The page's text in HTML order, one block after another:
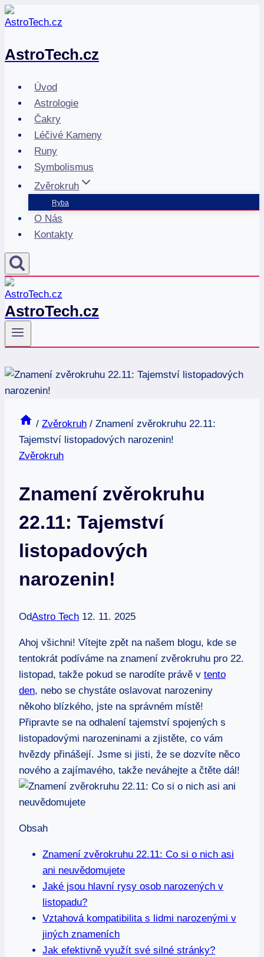
Přeskočit
na
AstroTech.cz
Úvod
Astrologie
Čakry
Léčivé Kameny
Runy
Symbolismus
Zvěrokruh
Ryba
O Nás
Kontakty
AstroTech.cz
/ Zvěrokruh / Znamení zvěrokruhu 22.11:
Tajemství listopadových narozenin!
Zvěrokruh
Znamení zvěrokruhu
22.11: Tajemství
listopadových
narozenin!
OdAstro Tech 12. 11. 2025
Ahoj všichni! Vítejte zpět⁢ na ​našem blogu, kde se
tentokrát podíváme na ​znamení zvěrokruhu pro 22.
listopad, takže pokud se narodíte ​právě v tento
den, ‍nebo se chystáte⁢ oslavovat narozeniny ​
někoho ⁤blízkého, jste na ​správném místě!‌
Připravte se⁤ na odhalení ⁤tajemství spojených s
listopadovými‌ narozeninami ‍a zjistěte, ⁣co vám
hvězdy přinášejí.⁤ Jsme si ⁢jisti, že ⁢se dozvíte⁤ něco
nového⁣ a zajímavého, takže neváhejte⁢ a čtěte‍ dál!
Obsah
Znamení⁤ zvěrokruhu 22.11: Co si ⁤o nich⁣ asi‍
ani neuvědomujete
Jaké ​jsou hlavní​ rysy osob narozených ​v
listopadu?
Vztahová​ kompatibilita s lidmi narozenými⁤ v
jiných‌ znameních
Jak efektivně využít své silné stránky?